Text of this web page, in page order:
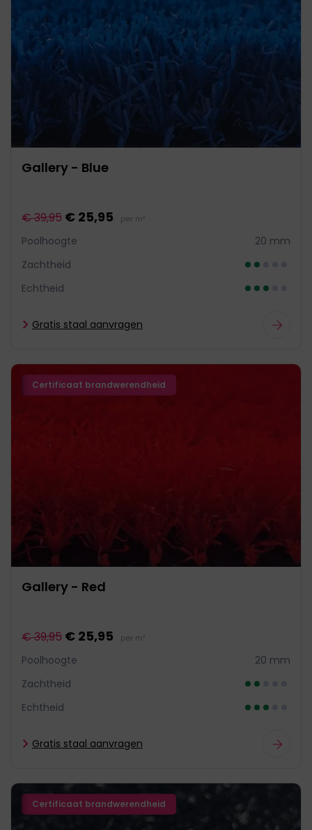
Gallery - Blue
€ 39,95 € 25,95 per m²
Poolhoogte
20 mm
Zachtheid
Echtheid
Gratis staal aanvragen
Certificaat brandwerendheid
Gallery - Red
€ 39,95 € 25,95 per m²
Poolhoogte
20 mm
Zachtheid
Echtheid
Gratis staal aanvragen
Certificaat brandwerendheid